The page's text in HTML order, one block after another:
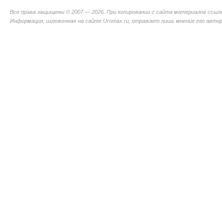
Все права защищены © 2007 — 2026. При копировании с сайта материалов
Информация, изложенная на сайте Uromax.ru, отражает лишь мнение его